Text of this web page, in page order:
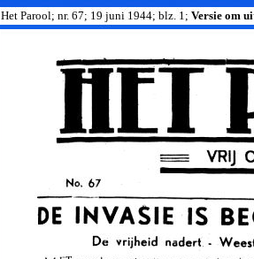
Het Parool; nr. 67; 19 juni 1944; blz. 1; Versie om